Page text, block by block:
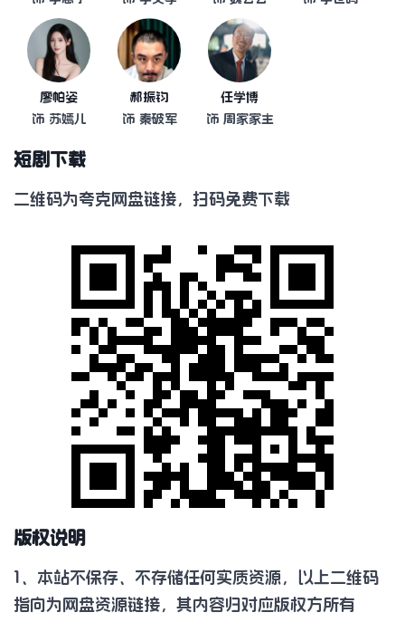
廖帕姿
饰 苏嫣儿
郝振钧
饰 秦破军
任学博
饰 周家家主
短剧下载
二维码为夸克网盘链接，扫码免费下载
版权说明
1、本站不保存、不存储任何实质资源，以上二维码
指向为网盘资源链接，其内容归对应版权方所有